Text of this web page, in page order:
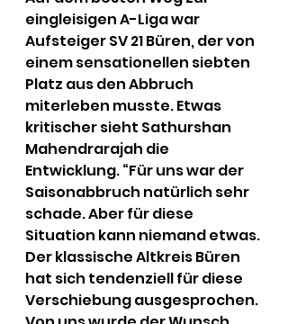
eingleisigen A-Liga war
Aufsteiger SV 21 Büren, der von
einem sensationellen siebten
Platz aus den Abbruch
miterleben musste. Etwas
kritischer sieht Sathurshan
Mahendrarajah die
Entwicklung. “Für uns war der
Saisonabbruch natürlich sehr
schade. Aber für diese
Situation kann niemand etwas.
Der klassische Altkreis Büren
hat sich tendenziell für diese
Verschiebung ausgesprochen.